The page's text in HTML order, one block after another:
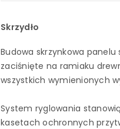
Skrzydło
Budowa skrzynkowa
zaciśnięte na ramiaku
wszystkich wymienionych
System ryglowania
kasetach ochronnych